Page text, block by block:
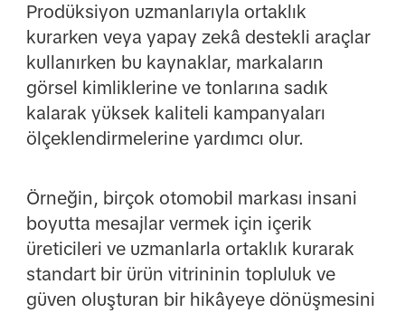
Prodüksiyon uzmanlarıyla ortaklık
kurarken veya yapay zekâ destekli araçlar
kullanırken bu kaynaklar, markaların
görsel kimliklerine ve tonlarına sadık
kalarak yüksek kaliteli kampanyaları
ölçeklendirmelerine yardımcı olur.
Örneğin, birçok otomobil markası insani
boyutta mesajlar vermek için içerik
üreticileri ve uzmanlarla ortaklık kurarak
standart bir ürün vitrininin topluluk ve
güven oluşturan bir hikâyeye dönüşmesini